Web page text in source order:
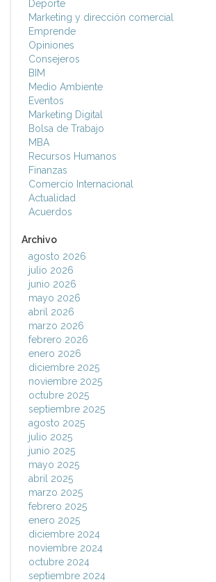
Deporte
Marketing y dirección comercial
Emprende
Opiniones
Consejeros
BIM
Medio Ambiente
Eventos
Marketing Digital
Bolsa de Trabajo
MBA
Recursos Humanos
Finanzas
Comercio Internacional
Actualidad
Acuerdos
Archivo
agosto 2026
julio 2026
junio 2026
mayo 2026
abril 2026
marzo 2026
febrero 2026
enero 2026
diciembre 2025
noviembre 2025
octubre 2025
septiembre 2025
agosto 2025
julio 2025
junio 2025
mayo 2025
abril 2025
marzo 2025
febrero 2025
enero 2025
diciembre 2024
noviembre 2024
octubre 2024
septiembre 2024